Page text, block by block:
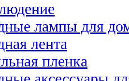
лампы для
лента
пленка